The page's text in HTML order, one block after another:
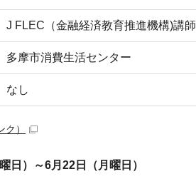
J FLEC（金融経済教育推進機構)講師
多摩市消費生活センター
なし
ク）
日）～6月22日（月曜日）